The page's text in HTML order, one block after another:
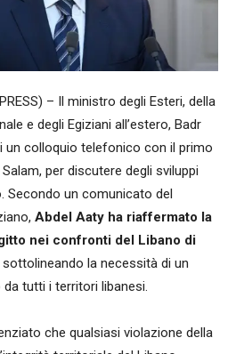
– Il ministro degli Esteri, della
e degli Egiziani all’estero, Badr
un colloquio telefonico con il primo
per discutere degli sviluppi
Secondo un comunicato del
Abdel Aaty ha riaffermato la
nei confronti del Libano di
sottolineando la necessità di un
tutti i territori libanesi.
che qualsiasi violazione della